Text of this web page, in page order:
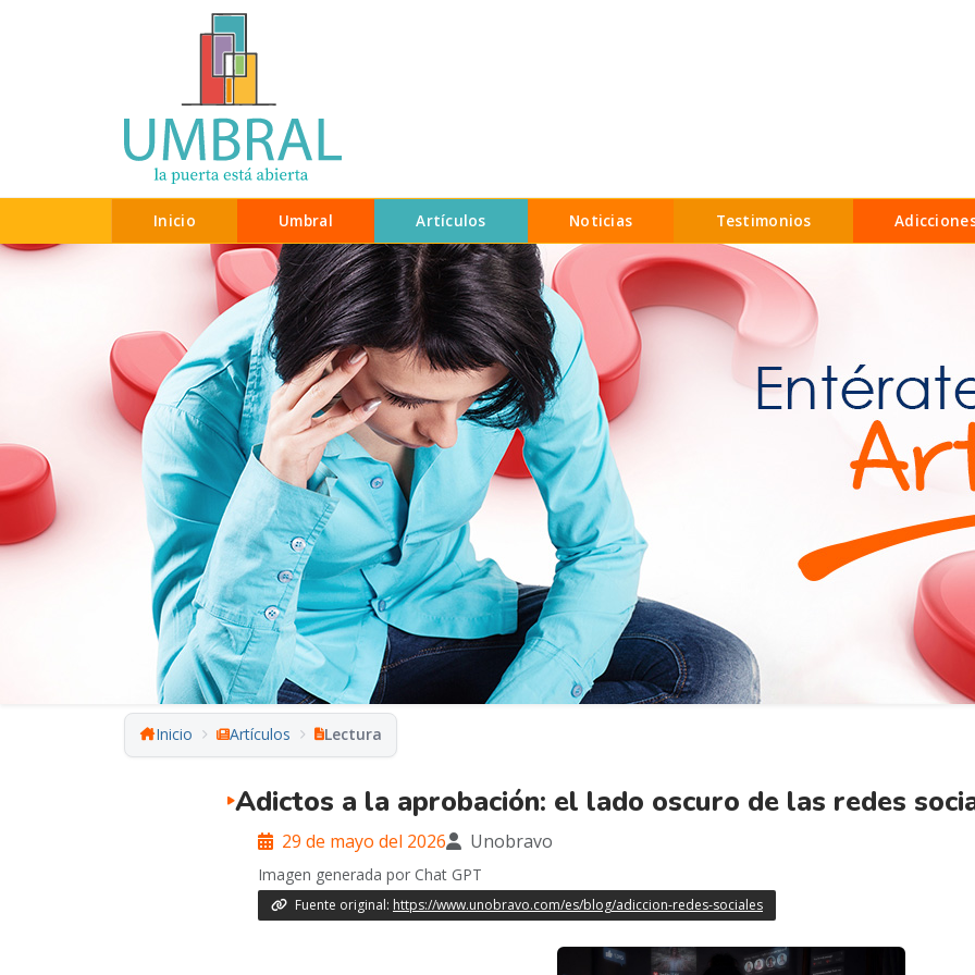
Inicio Umbral Artículos Noticias Testimonios
Inicio Artículos Lectura
Adictos a la aprobación: el lado oscuro de las redes
29 de mayo del 2026 Unobravo
Imagen generada por Chat GPT
Fuente original: https://www.unobravo.com/es/blog/adiccion-redes-sociales